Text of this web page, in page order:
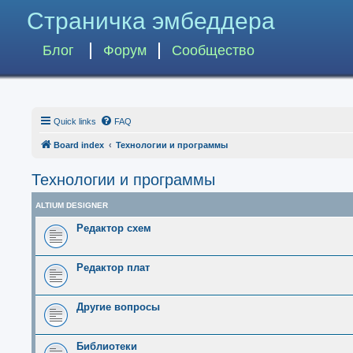
Страничка эмбеддера
Блог Форум Сообщество
Quick links FAQ
Board index Технологии и программы
Технологии и программы
ALTIUM DESIGNER
Редактор схем
Редактор плат
Другие вопросы
Библиотеки